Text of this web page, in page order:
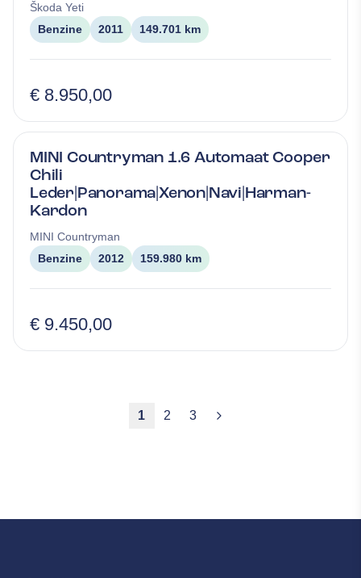
Škoda Yeti
Benzine
2011 149.701 km
€ 8.950,00
MINI Countryman 1.6 Automaat Cooper
Chili
Leder|Panorama|Xenon|Navi|Harman-
Kardon
MINI Countryman
Benzine
2012 159.980 km
€ 9.450,00
1 2 3